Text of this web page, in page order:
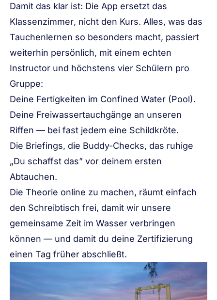
Damit das klar ist: Die App ersetzt das
Klassenzimmer, nicht den Kurs. Alles, was das
Tauchenlernen so besonders macht, passiert
weiterhin persönlich, mit einem echten
Instructor und höchstens vier Schülern pro
Gruppe:
Deine Fertigkeiten im Confined Water (Pool).
Deine Freiwassertauchgänge an unseren
Riffen — bei fast jedem eine Schildkröte.
Die Briefings, die Buddy-Checks, das ruhige
„Du schaffst das” vor deinem ersten
Abtauchen.
Die Theorie online zu machen, räumt einfach
den Schreibtisch frei, damit wir unsere
gemeinsame Zeit im Wasser verbringen
können — und damit du deine Zertifizierung
einen Tag früher abschließt.